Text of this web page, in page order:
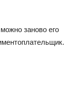
заново его